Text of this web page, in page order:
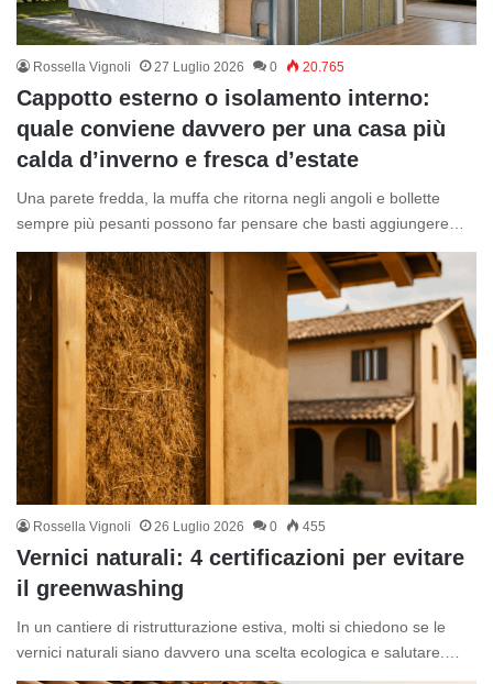
Rossella Vignoli 27 Luglio 2026 0 20.765
Cappotto esterno o isolamento interno:
quale conviene davvero per una casa più
calda d’inverno e fresca d’estate
Una parete fredda, la muffa che ritorna negli angoli e bollette
sempre più pesanti possono far pensare che basti aggiungere…
Rossella Vignoli 26 Luglio 2026 0 455
Vernici naturali: 4 certificazioni per evitare
il greenwashing
In un cantiere di ristrutturazione estiva, molti si chiedono se le
vernici naturali siano davvero una scelta ecologica e salutare.…